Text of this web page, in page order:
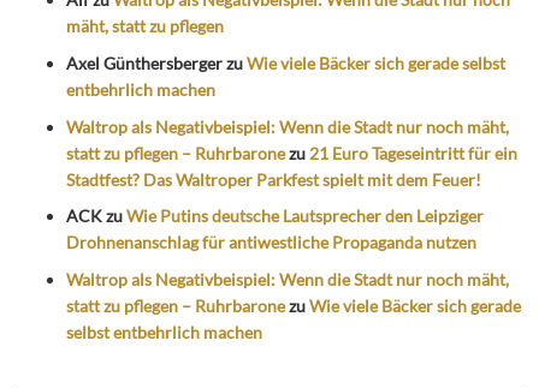
mäht, statt zu pflegen
Axel GünthersbergerzuWie viele Bäcker sich gerade selbst
entbehrlich machen
Waltrop als Negativbeispiel: Wenn die Stadt nur noch mäht,
statt zu pflegen – Ruhrbaronezu 21 Euro Tageseintritt für ein
Stadtfest? Das Waltroper Parkfest spielt mit dem Feuer!
ACKzuWie Putins deutsche Lautsprecher den Leipziger
Drohnenanschlag für antiwestliche Propaganda nutzen
Waltrop als Negativbeispiel: Wenn die Stadt nur noch mäht,
statt zu pflegen – RuhrbaronezuWie viele Bäcker sich gerade
selbst entbehrlich machen